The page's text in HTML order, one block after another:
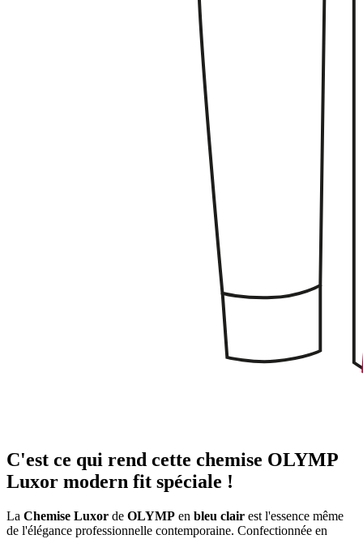
C'est ce qui rend cette chemise OLYMP
Luxor modern fit spéciale !
La Chemise Luxor de OLYMP en bleu clair est l'essence même
de l'élégance professionnelle contemporaine. Confectionnée en